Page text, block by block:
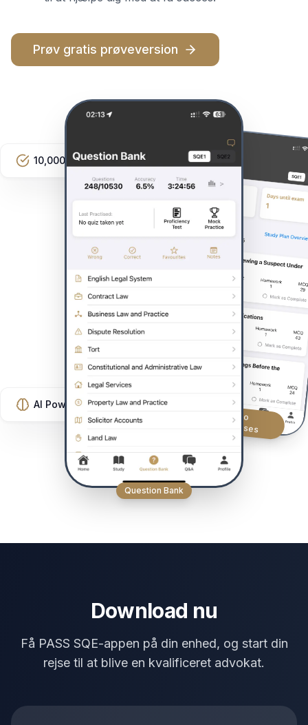
Prøv gratis prøveversion
Question Bank
Video
Courses
10,000+ Questions
AI Powered
Download nu
Få PASS SQE-appen på din enhed, og start din
rejse til at blive en kvalificeret advokat.